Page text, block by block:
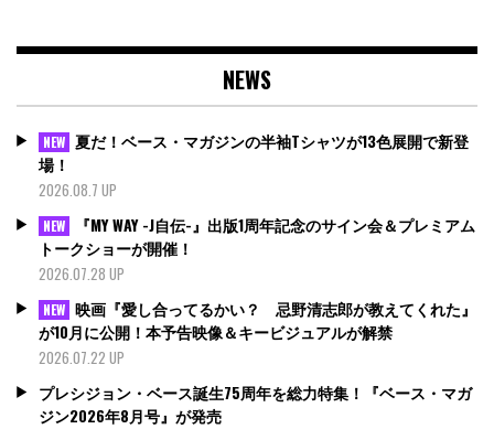
NEWS
NEW 夏だ！ベース・マガジンの半袖Tシャツが13色展開で新登
場！
2026.08.7 UP
NEW
『MY WAY -J自伝-』出版1周年記念のサイン会＆プレミアム
トークショーが開催！
2026.07.28 UP
NEW 映画『愛し合ってるかい？ 忌野清志郎が教えてくれた』
が10月に公開！本予告映像＆キービジュアルが解禁
2026.07.22 UP
プレシジョン・ベース誕生75周年を総力特集！『ベース・マガ
ジン2026年8月号』が発売